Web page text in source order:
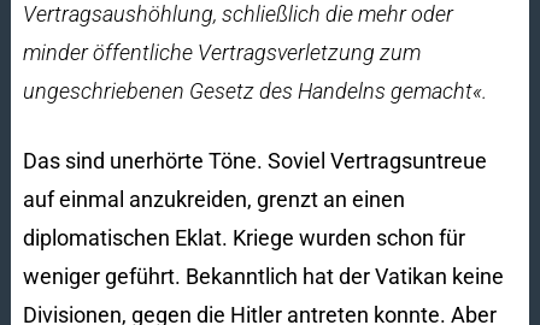
Vertragsaushöhlung, schließlich die mehr oder
minder öffentliche Vertragsverletzung zum
ungeschriebenen Ge­setz des Handelns gemacht«.
Das sind unerhörte Töne. Soviel Ver­tragsuntreue
auf einmal anzukreiden, grenzt an einen
diplomatischen Eklat. Kriege wurden schon für
weniger geführt. Bekanntlich hat der Vatikan keine
Divisionen, gegen die Hitler antreten konnte. Aber